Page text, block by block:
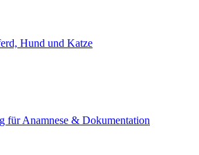
Hund und Katze
für Anamnese & Dokumentation